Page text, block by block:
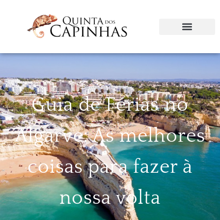
Guia de Férias no
Algarve: As melhores
coisas para fazer à
nossa volta